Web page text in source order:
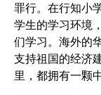
罪行。在行知小
学生的学习环境
们学习。海外的
支持祖国的经济
里，都拥有一颗